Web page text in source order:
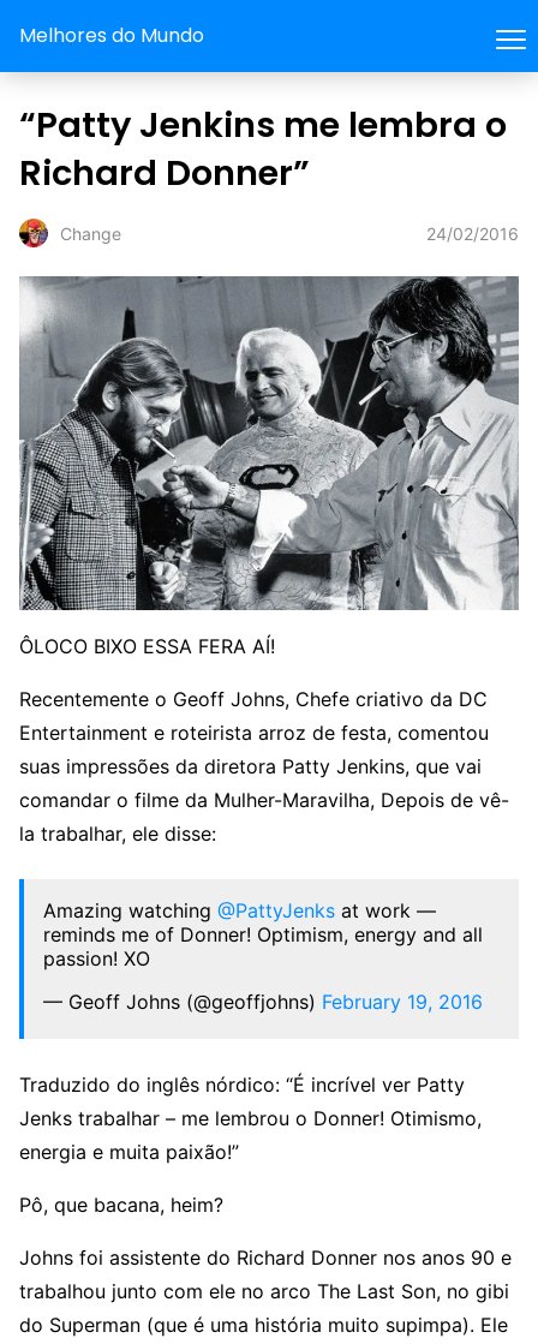
Melhores do Mundo
“Patty Jenkins me lembra o
Richard Donner”
Change 24/02/2016
ÔLOCO BIXO ESSA FERA AÍ!
Recentemente o Geoff Johns, Chefe criativo da DC
Entertainment e roteirista arroz de festa, comentou
suas impressões da diretora Patty Jenkins, que vai
comandar o filme da Mulher-Maravilha, Depois de vê-
la trabalhar, ele disse:
Amazing watching @PattyJenks at work —
reminds me of Donner! Optimism, energy and all
passion! XO
— Geoff Johns (@geoffjohns) February 19, 2016
Traduzido do inglês nórdico: “É incrível ver Patty
Jenks trabalhar – me lembrou o Donner! Otimismo,
energia e muita paixão!”
Pô, que bacana, heim?
Johns foi assistente do Richard Donner nos anos 90 e
trabalhou junto com ele no arco The Last Son, no gibi
do Superman (que é uma história muito supimpa). Ele